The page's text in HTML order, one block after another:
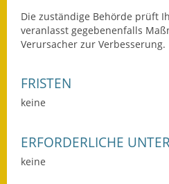
Leben
Die zuständige Behörde prüft
veranlasst gegebenenfalls
Verursacher zur Verbesserung.
FRISTEN
keine
ERFORDERLICHE
keine